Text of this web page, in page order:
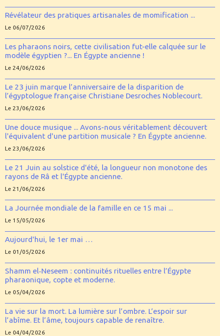
Révélateur des pratiques artisanales de momification ...
Le 06/07/2026
Les pharaons noirs, cette civilisation fut-elle calquée sur le
modèle égyptien ?... En Égypte ancienne !
Le 24/06/2026
Le 23 juin marque l’anniversaire de la disparition de
l’égyptologue française Christiane Desroches Noblecourt.
Le 23/06/2026
Une douce musique ... Avons-nous véritablement découvert
l'équivalent d'une partition musicale ? En Égypte ancienne.
Le 23/06/2026
Le 21 Juin au solstice d'été, la longueur non monotone des
rayons de Râ et l'Égypte ancienne.
Le 21/06/2026
La Journée mondiale de la famille en ce 15 mai ...
Le 15/05/2026
Aujourd'hui, le 1er mai …
Le 01/05/2026
Shamm el‑Neseem : continuités rituelles entre l’Égypte
pharaonique, copte et moderne.
Le 05/04/2026
La vie sur la mort. La lumière sur l’ombre. L’espoir sur
l’abîme. Et l’âme, toujours capable de renaître.
Le 04/04/2026